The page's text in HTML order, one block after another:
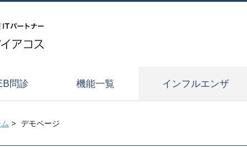
問診 機能一覧 インフルエンザ
> デモページ